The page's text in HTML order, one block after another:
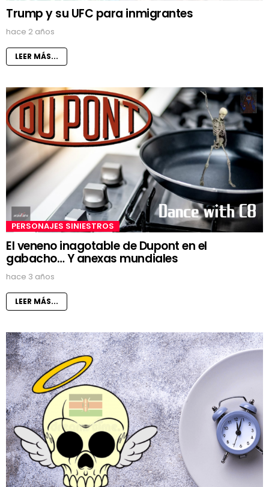
Trump y su UFC para inmigrantes
hace 2 años
LEER MÁS...
PERSONAJES SINIESTROS
El veneno inagotable de Dupont en el
gabacho… Y anexas mundiales
hace 3 años
LEER MÁS...